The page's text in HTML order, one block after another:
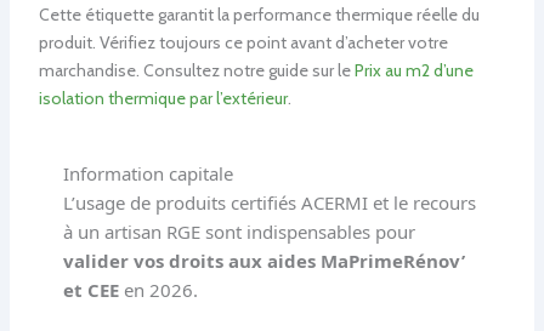
Cette étiquette garantit la performance thermique réelle du
produit. Vérifiez toujours ce point avant d’acheter votre
marchandise. Consultez notre guide sur lePrix au m2 d’une
isolation thermique par l’extérieur.
Information capitale
L’usage de produits certifiés ACERMI et le recours
à un artisan RGE sont indispensables pour
valider vos droits aux aides MaPrimeRénov’
et CEEen 2026.